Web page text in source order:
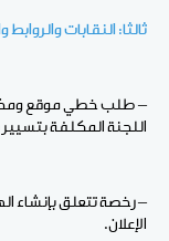
ثالثا: النقابات
– طلب خطي موقع
اللجنة المكلفة
– رخصة تتعلق بإنشاء
الإعلان.